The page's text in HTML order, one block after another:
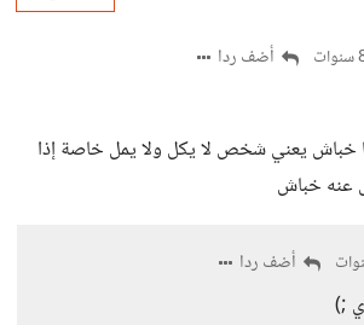
أضف ردا
خباش يعني شخص لا يكل ولا يمل خاصة إذا
عنه خباش
أضف ردا
;)